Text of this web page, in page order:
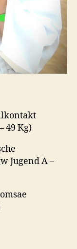
49 Kg)
Jugend A –